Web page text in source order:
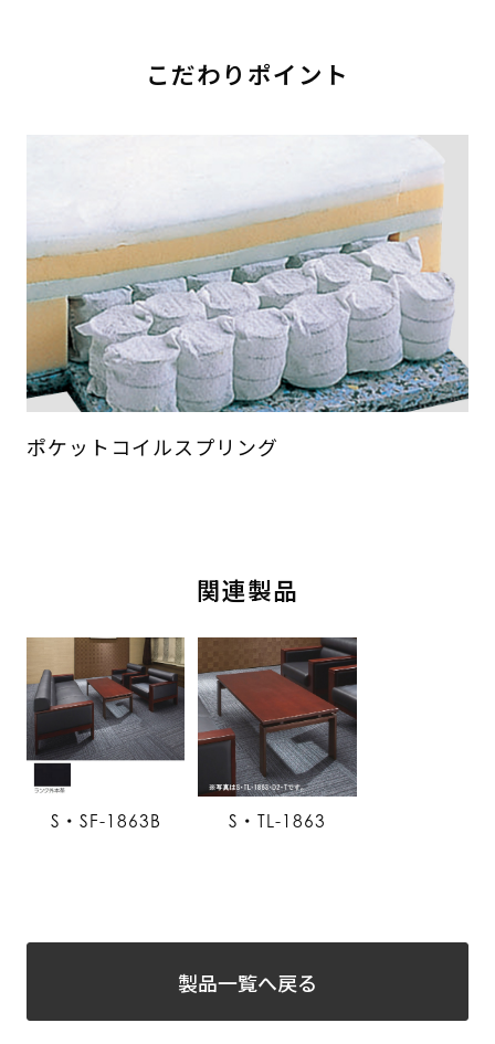
こだわりポイント
ポケットコイルスプリング
関連製品
S・SF-1863B S・TL-1863
製品一覧へ戻る